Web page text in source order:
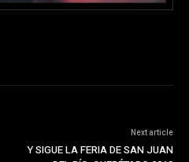
Next article
Y SIGUE LA FERIA DE SAN JUAN